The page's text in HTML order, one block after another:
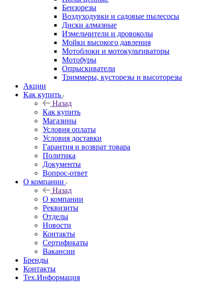
Бензорезы
Воздуходувки и садовые пылесосы
Диски алмазные
Измельчители и дровоколы
Мойки высокого давления
Мотоблоки и мотокультиваторы
Мотобуры
Опрыскиватели
Триммеры, кусторезы и высоторезы
Акции
Как купить
Назад
Как купить
Магазины
Условия оплаты
Условия доставки
Гарантия и возврат товара
Политика
Документы
Вопрос-ответ
О компании
Назад
О компании
Реквизиты
Отделы
Новости
Контакты
Сертификаты
Вакансии
Бренды
Контакты
Тех.Информация